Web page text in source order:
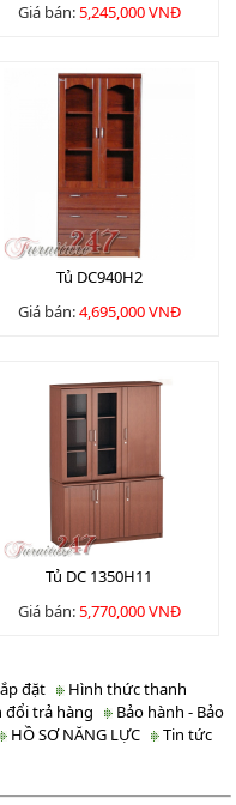
Giá bán:5,245,000 VNĐ
Tủ DC940H2
Giá bán:4,695,000 VNĐ
Tủ DC 1350H11
Giá bán:5,770,000 VNĐ
đặt
Hình thức thanh
đổi trả hàng
Bảo hành - Bảo
HỒ SƠ NĂNG LỰC
Tin tức